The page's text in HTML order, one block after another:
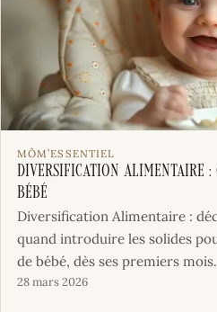
MÔM’ESSENTIEL
Diversification Alimentaire :
Bébé
Diversification Alimentaire :
quand introduire les solides
de bébé, dès ses premiers mois.
28 mars 2026